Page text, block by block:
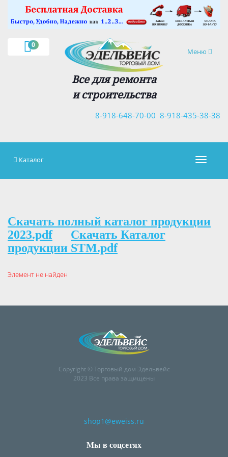
0
Навигация
Меню
Все для ремонта
и строительства
8-918-435-38-38
8-918-648-70-00
×
Каталог
Скачать полный каталог продукции
2023.pdf
Скачать Каталог
продукции STM.pdf
Элемент не найден
Copyright © Торговый дом Эдельвейс
2023 Все права защищены
shop1@eweiss.ru
Мы в соцсетях